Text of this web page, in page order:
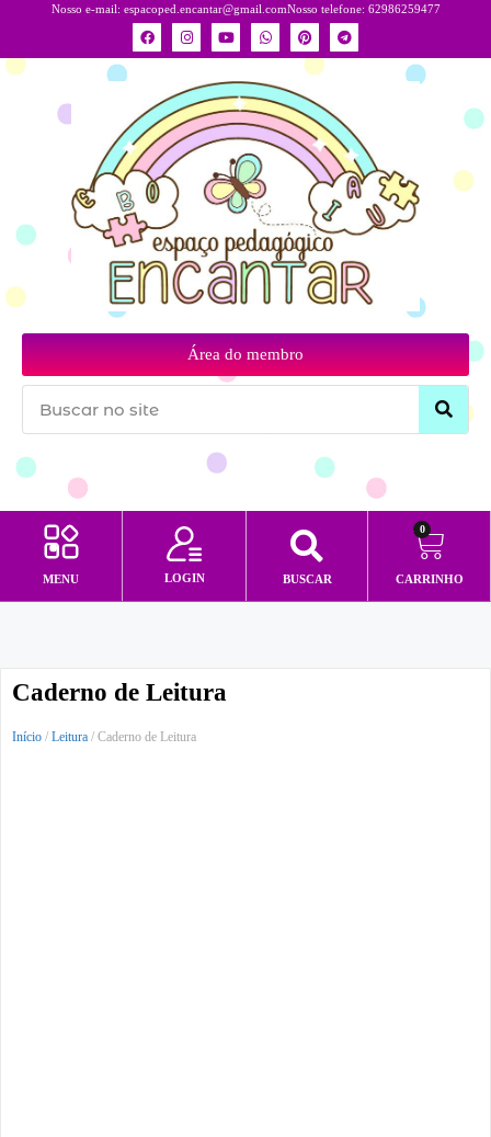
Nosso e-mail: espacoped.encantar@gmail.comNosso telefone: 62986259477
Área do membro
MENU LOGIN BUSCAR
0
CARRINHO
Caderno de Leitura
Início / Leitura / Caderno de Leitura